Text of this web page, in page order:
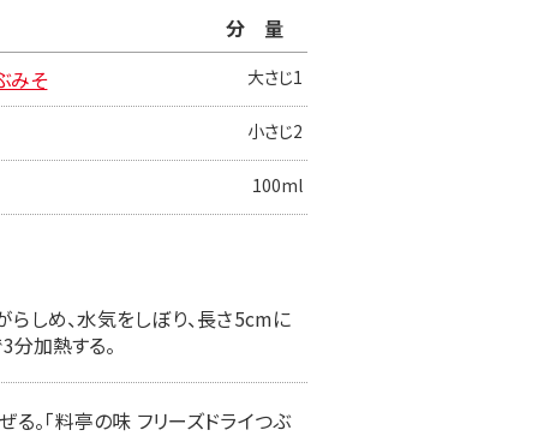
分量
みそ
大さじ1
小さじ2
100ml
しめ、水気をしぼり、長さ5cmに
加熱する。
。「料亭の味 フリーズドライつぶ